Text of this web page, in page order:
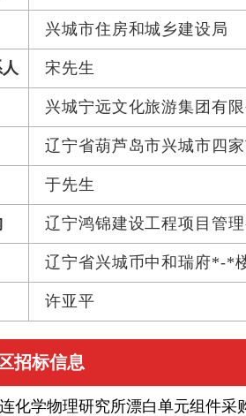
兴城市住房和城乡建设局
宋先生
兴城宁远文化旅游集团有
辽宁省葫芦岛市兴城市四
于先生
辽宁鸿锦建设工程项目管
辽宁省兴城币中和瑞府*-*
许亚平
招标信息
化学物理研究所漂白单元组件采